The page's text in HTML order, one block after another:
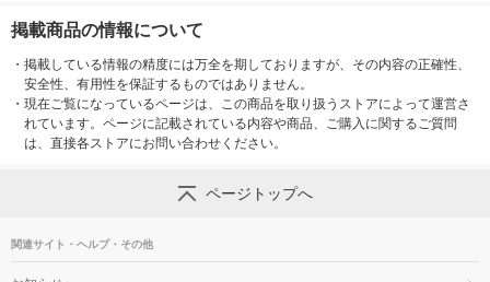
掲載商品の情報について
・ 掲載している情報の精度には万全を期しておりますが、その内容の正確性、
安全性、有用性を保証するものではありません。
・ 現在ご覧になっているページは、この商品を取り扱うストアによって運営さ
れています。ページに記載されている内容や商品、ご購入に関するご質問
は、直接各ストアにお問い合わせください。
ページトップへ
関連サイト・ヘルプ・その他